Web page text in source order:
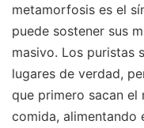
metamorfosis es el
puede sostener sus
masivo. Los puristas
lugares de verdad,
que primero sacan el
comida, alimentando